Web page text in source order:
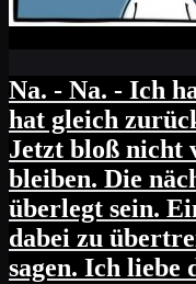
Na. - Na. - Ich
hat gleich
Jetzt bloß nicht
bleiben. Die
überlegt sein.
dabei zu
sagen. Ich liebe